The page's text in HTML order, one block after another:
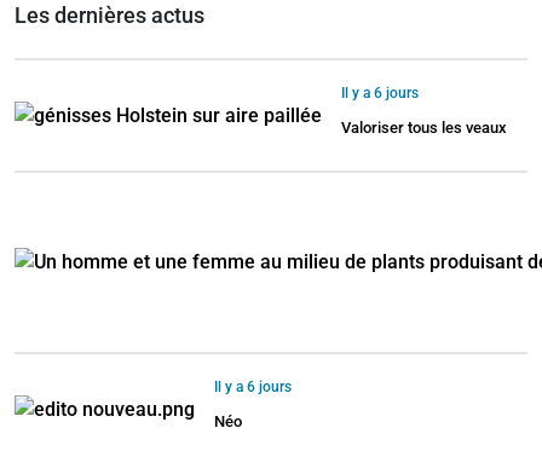
Les dernières actus
Il y a 6 jours
Valoriser tous les veaux
Il y a 6 jours
Néo